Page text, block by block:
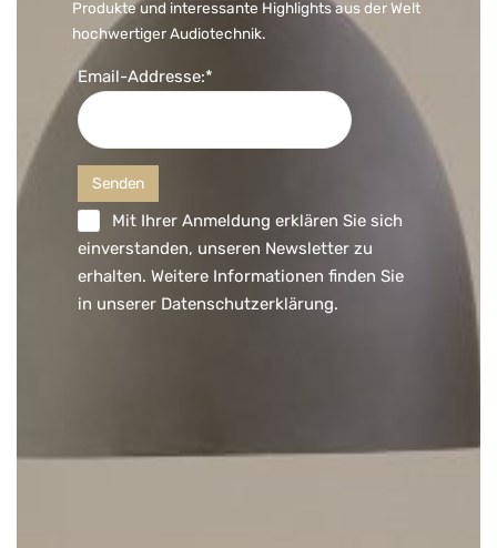
Produkte und interessante Highlights aus der Welt
hochwertiger Audiotechnik.
Email-Addresse:*
Mit Ihrer Anmeldung erklären Sie sich
einverstanden, unseren Newsletter zu
erhalten. Weitere Informationen finden Sie
in unserer Datenschutzerklärung.